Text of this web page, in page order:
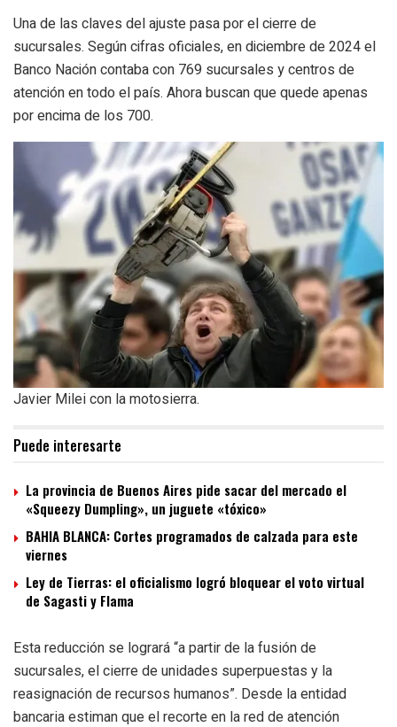
Una de las claves del ajuste pasa por el cierre de
sucursales. Según cifras oficiales, en diciembre de 2024 el
Banco Nación contaba con 769 sucursales y centros de
atención en todo el país. Ahora buscan que quede apenas
por encima de los 700.
Javier Milei con la motosierra.
Puede interesarte
La provincia de Buenos Aires pide sacar del mercado el
«Squeezy Dumpling», un juguete «tóxico»
BAHIA BLANCA: Cortes programados de calzada para este
viernes
Ley de Tierras: el oficialismo logró bloquear el voto virtual
de Sagasti y Flama
Esta reducción se logrará “a partir de la fusión de
sucursales, el cierre de unidades superpuestas y la
reasignación de recursos humanos”. Desde la entidad
bancaria estiman que el recorte en la red de atención